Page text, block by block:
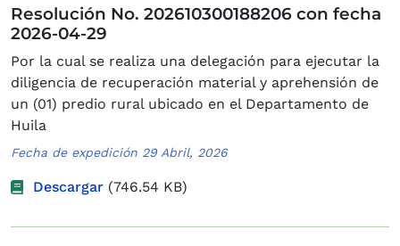
Resolución No. 202610300188206 con fecha
2026-04-29
Por la cual se realiza una delegación para ejecutar la
diligencia de recuperación material y aprehensión de
un (01) predio rural ubicado en el Departamento de
Huila
Fecha de expedición 29 Abril, 2026
Descargar (746.54 KB)